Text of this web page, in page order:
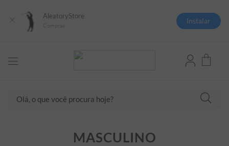
AleatoryStore
Instalar
MASCULINO
1º
camisas polo